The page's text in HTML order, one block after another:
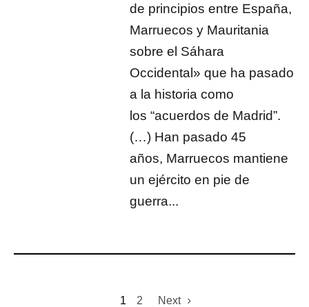
de principios entre España,
Marruecos y Mauritania
sobre el Sáhara
Occidental» que ha pasado
a la historia como
los “acuerdos de Madrid”.
(…) Han pasado 45
años, Marruecos mantiene
un ejército en pie de
guerra...
1 2 Next